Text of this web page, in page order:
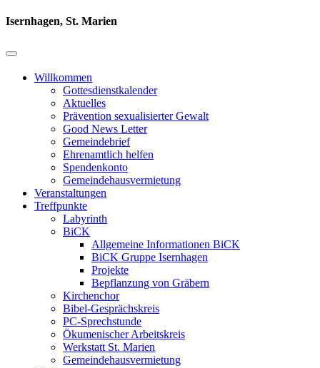
Isernhagen, St. Marien
Willkommen
Gottesdienstkalender
Aktuelles
Prävention sexualisierter Gewalt
Good News Letter
Gemeindebrief
Ehrenamtlich helfen
Spendenkonto
Gemeindehausvermietung
Veranstaltungen
Treffpunkte
Labyrinth
BiCK
Allgemeine Informationen BiCK
BiCK Gruppe Isernhagen
Projekte
Bepflanzung von Gräbern
Kirchenchor
Bibel-Gesprächskreis
PC-Sprechstunde
Ökumenischer Arbeitskreis
Werkstatt St. Marien
Gemeindehausvermietung